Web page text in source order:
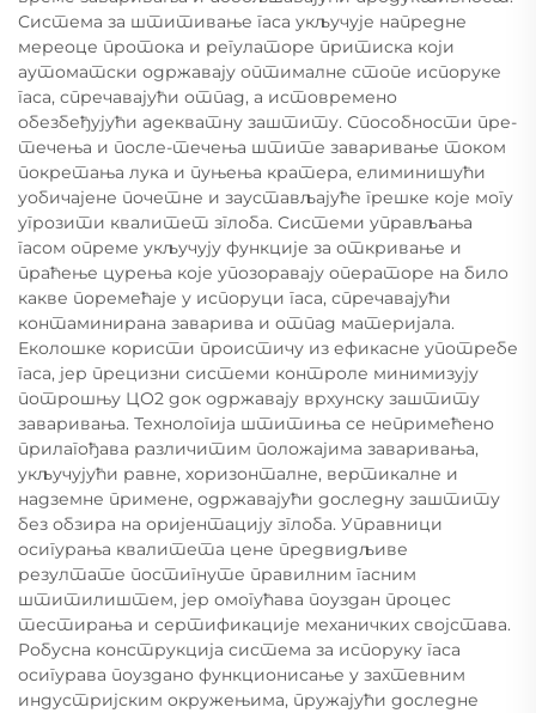
Система за штитивање гаса укључује напредне
мереоце протока и регулаторе притиска који
аутоматски одржавају оптималне стопе испоруке
гаса, спречавајући отпад, а истовремено
обезбеђујући адекватну заштиту. Способности пре-
течења и после-течења штите заваривање током
покретања лука и пуњења кратера, елиминишући
уобичајене почетне и заустављајуће грешке које могу
угрозити квалитет зглоба. Системи управљања
гасом опреме укључују функције за откривање и
праћење цурења које упозоравају операторе на било
какве поремећаје у испоруци гаса, спречавајући
контаминирана заварива и отпад материјала.
Еколошке користи проистичу из ефикасне употребе
гаса, јер прецизни системи контроле минимизују
потрошњу ЦО2 док одржавају врхунску заштиту
заваривања. Технологија штитиња се непримећено
прилагођава различитим положајима заваривања,
укључујући равне, хоризонталне, вертикалне и
надземне примене, одржавајући доследну заштиту
без обзира на оријентацију зглоба. Управници
осигурања квалитета цене предвидљиве
резултате постигнуте правилним гасним
штитилиштем, јер омогућава поуздан процес
тестирања и сертификације механичких својстава.
Робусна конструкција система за испоруку гаса
осигурава поуздано функционисање у захтевним
индустријским окружењима, пружајући доследне